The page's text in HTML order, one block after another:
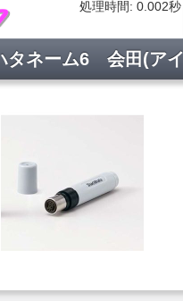
処理時間: 0.002秒
タネーム6 会田(ア